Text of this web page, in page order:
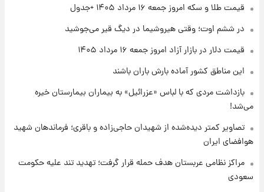
۱ روز پیش
امروز پنجشنبه ۱۵ مرداد ۱۴۰۵ +جدول
قیمت طلا و سکه امروز پنجشنبه ۱۵ مرداد ۱۴۰۵
شارژ جدید کالابرگ برای سه دهک؛ جزئیات اعلام
قیمت طلا و سکه امروز جمعه ۱۶ مرداد ۱۴۰۵ +جدول
در ششم اوت؛ وقتی هیروشیما در دیگ قیر می‌جوشید
قیمت دلار در بازار آزاد امروز جمعه ۱۶ مرداد ۱۴۰۵
این مناطق کشور آماده بارش باران باشند
بازداشت مردی که با لباس «عزرائیل» به بیماران بیمارستان خیره
می‌شد!
تصاویر کمتر دیده‌شده از شهیدان حاجی‌زاده و باقری؛ فرماندهان شهید
هوافضای ایران
مراکز نظامی عربستان هدف حمله قرار گرفت؛ تهدید تند علیه حکومت
سعودی